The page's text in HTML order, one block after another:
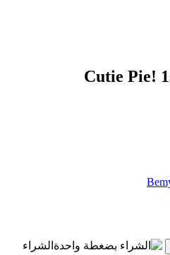
Cutie Pie!
الشراء